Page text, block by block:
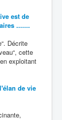
est de
.......
Décrite
cette
exploitant
de vie